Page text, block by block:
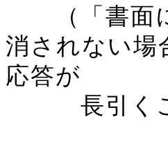
（「書面に
消されない場
応答が
長引くこ